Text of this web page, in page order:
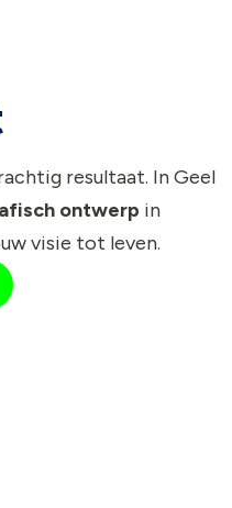
resultaat. In Geel
ontwerp in
visie tot leven.